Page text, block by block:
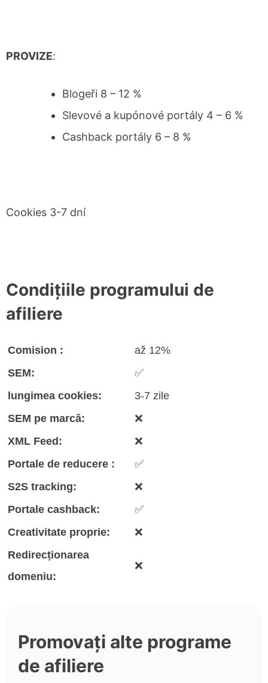
PROVIZE:
Blogeři 8 – 12 %
Slevové a kupónové portály 4 – 6 %
Cashback portály 6 – 8 %
Cookies 3-7 dní
Condițiile programului de
afiliere
Comision :
až 12%
SEM:
✅
lungimea cookies:
3-7 zile
SEM pe marcă:
❌
XML Feed:
❌
Portale de reducere :
✅
S2S tracking:
❌
Portale cashback:
✅
Creativitate proprie:
❌
Redirecționarea
domeniu:
❌
Promovați alte programe
de afiliere